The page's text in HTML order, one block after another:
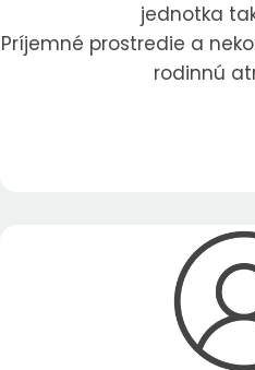
jednotka
Príjemné prostredie a
rodinnú